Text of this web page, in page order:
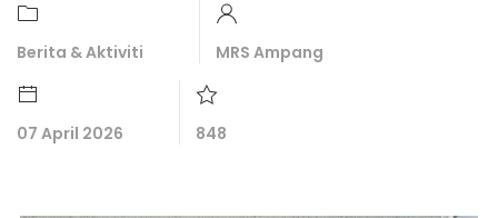
Berita & Aktiviti MRS Ampang
07 April 2026 848